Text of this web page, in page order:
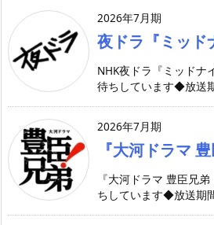
2026年7月期
夜ドラ『ミッド
NHK夜ドラ『ミッドナ
待ちしています◆放送
2026年7月期
『大河ドラマ
『大河ドラマ 豊臣兄
ちしています◆放送期